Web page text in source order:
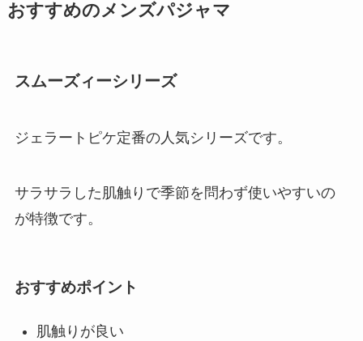
おすすめのメンズパジャマ
スムーズィーシリーズ
ジェラートピケ定番の人気シリーズです。
サラサラした肌触りで季節を問わず使いやすいの
が特徴です。
おすすめポイント
肌触りが良い